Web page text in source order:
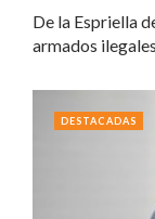
De la Espriella
armados ilegales
DESTACADAS